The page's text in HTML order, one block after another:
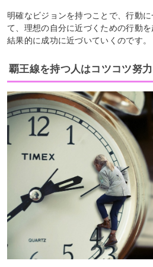
明確なビジョンを持つことで、行動
て、理想の自分に近づくための行動を
結果的に成功に近づいていくのです。
覇王線を持つ人はコツコツ努